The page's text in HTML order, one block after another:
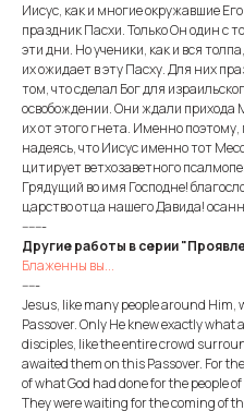
Иисус, как и многие окружавшие
праздник Пасхи. Только Он один с
эти дни. Но ученики, как и вся
их ожидает в эту Пасху. Для них
том, что сделал Бог для
освобождении. Они ждали прихода
их от этого гнета. Именно
надеясь, что Иисус именно тот
цитирует ветхозаветного
Грядущий во имя Господне!
царство отца нашего Давида!
-------
Другие работы в серии
Блаженны вы...
-----
Jesus, like many people around
Passover. Only He knew exactly
disciples, like the entire crowd
awaited them on this Passover. For
of what God had done for the people
They were waiting for the coming of